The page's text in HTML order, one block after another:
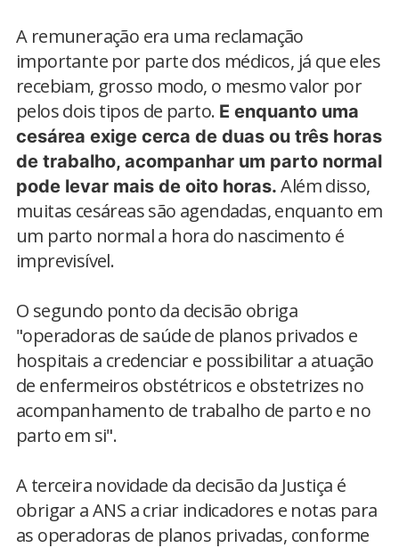
A remuneração era uma reclamação
importante por parte dos médicos, já que eles
recebiam, grosso modo, o mesmo valor por
pelos dois tipos de parto. E enquanto uma
cesárea exige cerca de duas ou três horas
de trabalho, acompanhar um parto normal
pode levar mais de oito horas. Além disso,
muitas cesáreas são agendadas, enquanto em
um parto normal a hora do nascimento é
imprevisível.
O segundo ponto da decisão obriga
"operadoras de saúde de planos privados e
hospitais a credenciar e possibilitar a atuação
de enfermeiros obstétricos e obstetrizes no
acompanhamento de trabalho de parto e no
parto em si".
A terceira novidade da decisão da Justiça é
obrigar a ANS a criar indicadores e notas para
as operadoras de planos privadas, conforme